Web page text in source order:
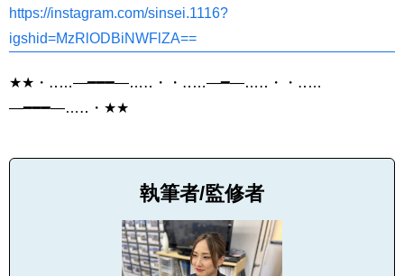
https://instagram.com/sinsei.1116?
igshid=MzRlODBiNWFlZA==
★★・‥…―━━━―…‥・・‥…―━―…‥・・‥…
―━━━―…‥・★★
執筆者/監修者